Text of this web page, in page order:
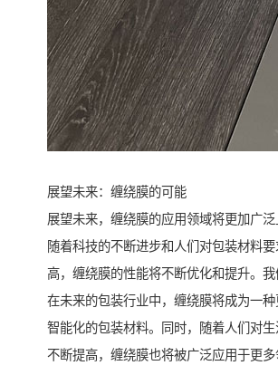
展望未来：缠绕膜的可能
展望未来，缠绕膜的应用领域将更加广泛
随着科技的不断进步和人们对包装材料
高，缠绕膜的性能将不断优化和提升。我
在未来的包装行业中，缠绕膜将成为一种
智能化的包装材料。同时，随着人们对
不断提高，缠绕膜也将被广泛应用于更多